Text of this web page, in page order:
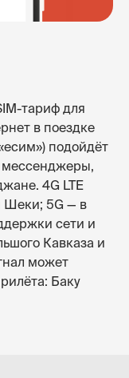
тариф для
в поездке
подойдёт
мессенджеры,
4G LTE
Шеки; 5G — в
сети и
Кавказа и
может
Баку